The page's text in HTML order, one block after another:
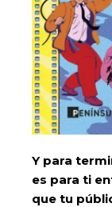
Y para
es para ti
que tu